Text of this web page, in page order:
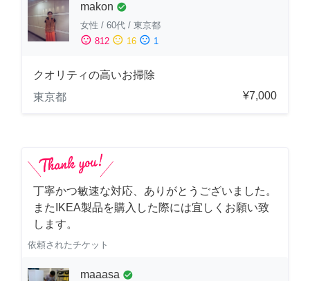
makon check_circle
女性 / 60代 / 東京都
sentiment_satisfied 812 sentiment_neutral 16 sentiment_dissatisfied 1
クオリティの高いお掃除
東京都
¥7,000
丁寧かつ敏速な対応、ありがとうございました。
またIKEA製品を購入した際には宜しくお願い致
します。
依頼されたチケット
maaasa check_circle